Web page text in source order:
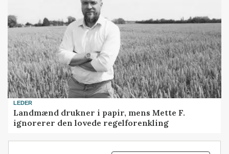
LEDER
Landmænd drukner i papir, mens Mette F.
ignorerer den lovede regelforenkling